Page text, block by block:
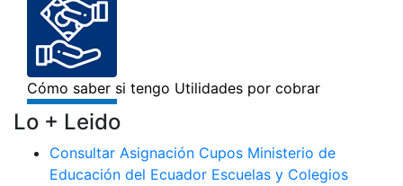
Lo + Leido
Consultar Asignación Cupos Ministerio de
Educación del Ecuador Escuelas y Colegios